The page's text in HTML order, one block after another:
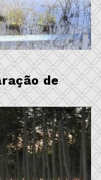
de